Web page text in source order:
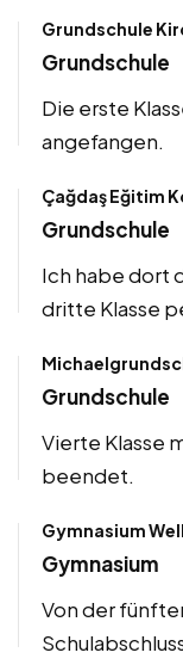
Grundschule
Grundschule
Die erste
angefangen.
Çağdaş Eğitim
Grundschule
Ich habe dort
dritte Klasse
Grundschule
Vierte Klasse
beendet.
Gymnasium
Gymnasium
Von der